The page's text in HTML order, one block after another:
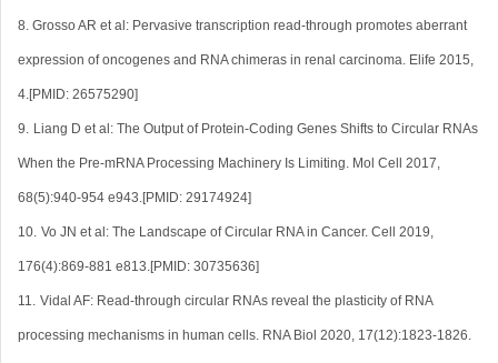
8. Grosso AR et al : Pervasive transcription read-through promotes aberrant
expression of oncogenes and RNA chimeras in renal carcinoma. Elife 2015,
4.[PMID: 26575290]
9. Liang D et al : The Output of Protein-Coding Genes Shifts to Circular RNAs
When the Pre-mRNA Processing Machinery Is Limiting. Mol Cell 2017,
68(5):940-954 e943.[PMID: 29174924]
10. Vo JN et al : The Landscape of Circular RNA in Cancer. Cell 2019,
176(4):869-881 e813.[PMID: 30735636]
11. Vidal AF: Read-through circular RNAs reveal the plasticity of RNA
processing mechanisms in human cells. RNA Biol 2020, 17(12):1823-1826.